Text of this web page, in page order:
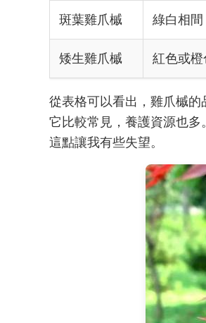
斑葉雞爪槭 綠白相間
矮生雞爪槭 紅色或橙
從表格可以看出，雞爪槭
它比較常見，養護資源也多
這點讓我有些失望。